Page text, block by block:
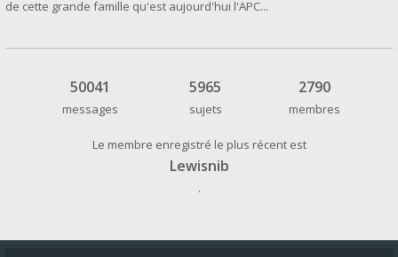
de cette grande famille qu'est aujourd'hui l'APC...
50041
messages
5965
sujets
2790
membres
Le membre enregistré le plus récent est
Lewisnib
.